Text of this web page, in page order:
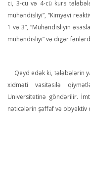
ci, 3-cü və 4-cü kurs
mühəndisliyi”, “Kimyəvi
1 və 3”, “Mühəndis­liyin
mühəndisliyi” və digər
Qeyd edək ki, tələbələrin
xidməti vasitəsilə
Universitetinə göndərilir.
nəticələrin şəffaf və obyektiv